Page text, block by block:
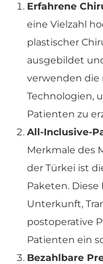
Erfahrene
eine Vielzahl
plastischer
ausgebildet
verwenden die
Technologien,
Patienten zu
All-Inclusive-
Merkmale des
der Türkei ist
Paketen.
Unterkunft,
postoperative
Patienten ein
Bezahlbare